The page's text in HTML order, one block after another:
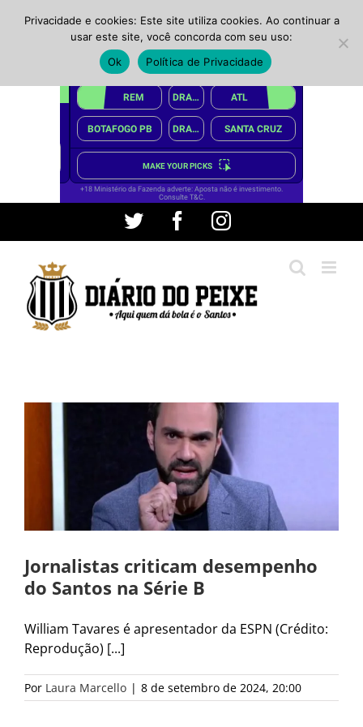
conteúdo
Twitter FacebookInstagram
Jornalistas criticam desempenho
do Santos na Série B
William Tavares é apresentador da ESPN (Crédito:
Reprodução) [...]
Por Laura Marcello | 8 de setembro de 2024, 20:00
Privacidade e cookies: Este site utiliza cookies. Ao continuar a
usar este site, você concorda com seu uso:
Ok
Política de Privacidade